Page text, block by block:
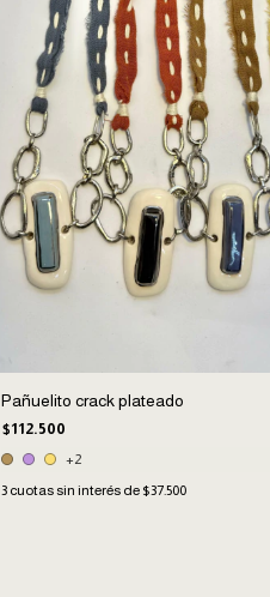
Pañuelito crack plateado
$112.500
+2
3 cuotas sin interés de $37.500